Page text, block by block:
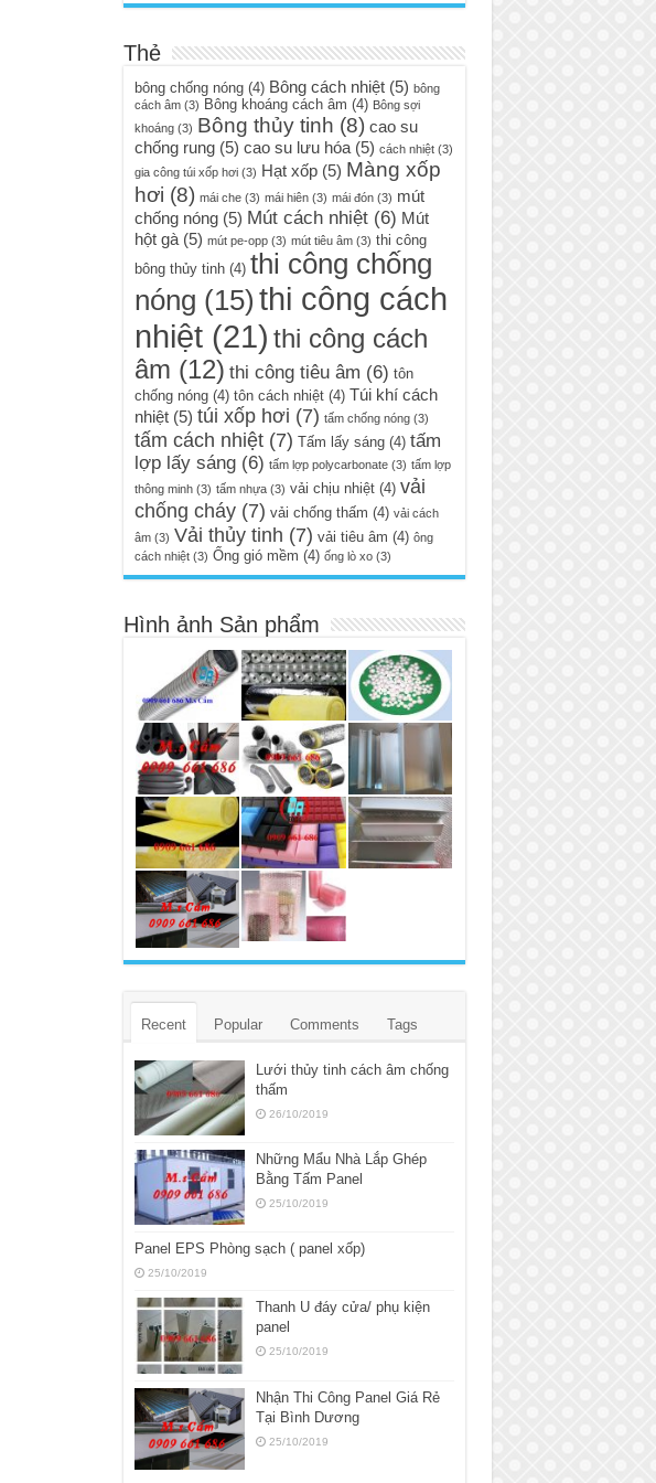
Thẻ
bông chống nóng(4) Bông cách nhiệt(5) bông
cách âm(3) Bông khoáng cách âm (4) Bông sợi
khoáng(3) Bông thủy tinh (8) cao su
chống rung(5) cao su lưu hóa(5) cách nhiệt(3)
gia công túi xốp hơi(3) Hạt xốp(5) Màng xốp
hơi (8) mái che(3) mái hiên(3) mái đón(3) mút
chống nóng(5) Mút cách nhiệt(6) Mút
hột gà(5) mút pe-opp(3) mút tiêu âm(3) thi công
bông thủy tinh(4) thi công chống
nóng (15) thi công cách
nhiệt(21) thi công cách
âm (12) thi công tiêu âm (6) tôn
chống nóng(4) tôn cách nhiệt(4) Túi khí cách
nhiệt(5) túi xốp hơi (7) tấm chống nóng(3)
tấm cách nhiệt(7) Tấm lấy sáng(4) tấm
lợp lấy sáng(6) tấm lợp polycarbonate(3) tấm lợp
thông minh(3) tấm nhựa(3) vải chịu nhiệt(4) vải
chống cháy(7) vải chống thấm (4) vải cách
âm(3) Vải thủy tinh (7) vải tiêu âm (4) ông
cách nhiệt(3) Ống gió mềm (4) ống lò xo(3)
Hình ảnh Sản phẩm
Recent Popular Comments Tags
Lưới thủy tinh cách âm chống
thấm
26/10/2019
Những Mẩu Nhà Lắp Ghép
Bằng Tấm Panel
25/10/2019
Panel EPS Phòng sạch ( panel xốp)
25/10/2019
Thanh U đáy cửa/ phụ kiện
panel
25/10/2019
Nhận Thi Công Panel Giá Rẻ
Tại Bình Dương
25/10/2019